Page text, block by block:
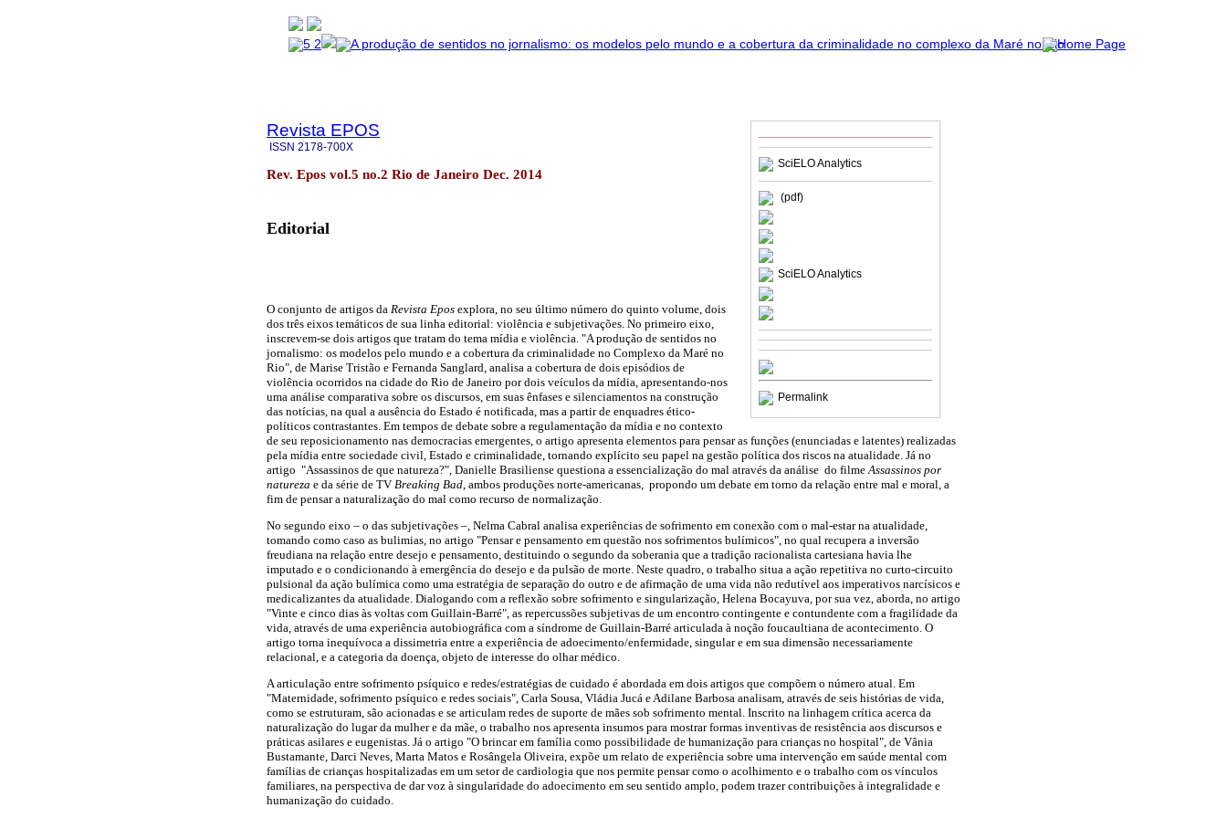
SciELO Analytics
(pdf)
SciELO Analytics
Permalink
Revista EPOS
ISSN 2178-700X
Rev. Epos vol.5 no.2 Rio de Janeiro Dec. 2014
Editorial
O conjunto de artigos da Revista Epos explora, no seu último número do quinto volume, dois
dos três eixos temáticos de sua linha editorial: violência e subjetivações. No primeiro eixo,
inscrevem-se dois artigos que tratam do tema mídia e violência. "A produção de sentidos no
jornalismo: os modelos pelo mundo e a cobertura da criminalidade no Complexo da Maré no
Rio", de Marise Tristão e Fernanda Sanglard, analisa a cobertura de dois episódios de
violência ocorridos na cidade do Rio de Janeiro por dois veículos da mídia, apresentando-nos
uma análise comparativa sobre os discursos, em suas ênfases e silenciamentos na construção
das notícias, na qual a ausência do Estado é notificada, mas a partir de enquadres ético-
políticos contrastantes. Em tempos de debate sobre a regulamentação da mídia e no contexto
de seu reposicionamento nas democracias emergentes, o artigo apresenta elementos para pensar as funções (enunciadas e latentes) realizadas
pela mídia entre sociedade civil, Estado e criminalidade, tornando explícito seu papel na gestão política dos riscos na atualidade. Já no
artigo "Assassinos de que natureza?", Danielle Brasiliense questiona a essencialização do mal através da análise do filme Assassinos por
natureza e da série de TV Breaking Bad , ambos produções norte-americanas, propondo um debate em torno da relação entre mal e moral, a
fim de pensar a naturalização do mal como recurso de normalização.
No segundo eixo – o das subjetivações –, Nelma Cabral analisa experiências de sofrimento em conexão com o mal-estar na atualidade,
tomando como caso as bulimias, no artigo "Pensar e pensamento em questão nos sofrimentos bulímicos", no qual recupera a inversão
freudiana na relação entre desejo e pensamento, destituindo o segundo da soberania que a tradição racionalista cartesiana havia lhe
imputado e o condicionando à emergência do desejo e da pulsão de morte. Neste quadro, o trabalho situa a ação repetitiva no curto-circuito
pulsional da ação bulímica como uma estratégia de separação do outro e de afirmação de uma vida não redutível aos imperativos narcísicos e
medicalizantes da atualidade. Dialogando com a reflexão sobre sofrimento e singularização, Helena Bocayuva, por sua vez, aborda, no artigo
"Vinte e cinco dias às voltas com Guillain-Barré", as repercussões subjetivas de um encontro contingente e contundente com a fragilidade da
vida, através de uma experiência autobiográfica com a síndrome de Guillain-Barré articulada à noção foucaultiana de acontecimento. O
artigo torna inequívoca a dissimetria entre a experiência de adoecimento/enfermidade, singular e em sua dimensão necessariamente
relacional, e a categoria da doença, objeto de interesse do olhar médico.
A articulação entre sofrimento psíquico e redes/estratégias de cuidado é abordada em dois artigos que compõem o número atual. Em
"Maternidade, sofrimento psíquico e redes sociais", Carla Sousa, Vládia Jucá e Adilane Barbosa analisam, através de seis histórias de vida,
como se estruturam, são acionadas e se articulam redes de suporte de mães sob sofrimento mental. Inscrito na linhagem crítica acerca da
naturalização do lugar da mulher e da mãe, o trabalho nos apresenta insumos para mostrar formas inventivas de resistência aos discursos e
práticas asilares e eugenistas. Já o artigo "O brincar em família como possibilidade de humanização para crianças no hospital", de Vânia
Bustamante, Darci Neves, Marta Matos e Rosângela Oliveira, expõe um relato de experiência sobre uma intervenção em saúde mental com
famílias de crianças hospitalizadas em um setor de cardiologia que nos permite pensar como o acolhimento e o trabalho com os vínculos
familiares, na perspectiva de dar voz à singularidade do adoecimento em seu sentido amplo, podem trazer contribuições à integralidade e
humanização do cuidado.